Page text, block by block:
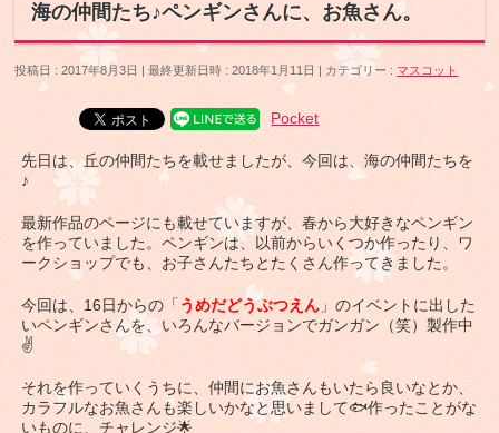
海の仲間たち♪ペンギンさんに、お魚さん。
投稿日 : 2017年8月3日 最終更新日時 : 2018年1月11日 カテゴリー : マスコット
Pocket
先日は、丘の仲間たちを載せましたが、今回は、海の仲間たちを
♪
最新作品のページにも載せていますが、春から大好きなペンギン
を作っていました。ペンギンは、以前からいくつか作ったり、ワ
ークショップでも、お子さんたちとたくさん作ってきました。
今回は、16日からの「 うめだどうぶつえん 」のイベントに出した
いペンギンさんを、いろんなバージョンでガンガン（笑）製作中
✌
それを作っていくうちに、仲間にお魚さんもいたら良いなとか、
カラフルなお魚さんも楽しいかなと思いまして🐟作ったことがな
いものに、チャレンジ🌟